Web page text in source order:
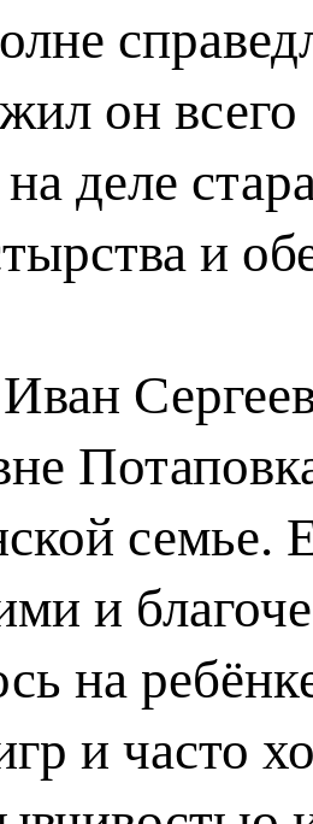
он
деле
и
семье.
и
на
и часто